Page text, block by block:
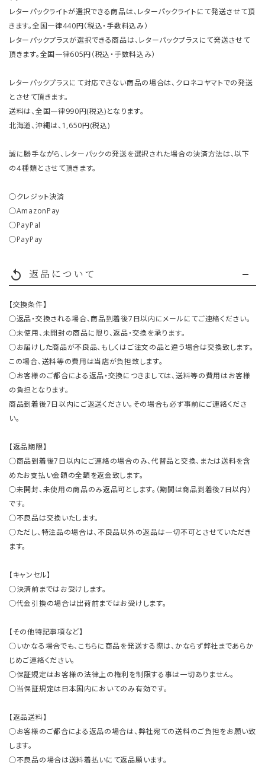
レターパックライトが選択できる商品は、レターパックライトにて発送させて頂
きます。全国一律440円（税込・手数料込み）
レターパックプラスが選択できる商品は、レターパックプラスにて発送させて
頂きます。全国一律605円（税込・手数料込み）
レターパックプラスにて対応できない商品の場合は、クロネコヤマトでの発送
とさせて頂きます。
送料は、全国一律990円(税込)となります。
北海道、沖縄は、1,650円(税込)
誠に勝手ながら、レターパックの発送を選択された場合の決済方法は、以下
の４種類とさせて頂きます。
○クレジット決済
○AmazonPay
○PayPal
○PayPay
replay 返品について
【交換条件】
○返品・交換される場合、商品到着後7日以内にメールにてご連絡ください。
○未使用、未開封の商品に限り、返品・交換を承ります。
○お届けした商品が不良品、もしくはご注文の品と違う場合は交換致します。
この場合、送料等の費用は当店が負担致します。
○お客様のご都合による返品・交換につきましては、送料等の費用はお客様
の負担となります。
商品到着後7日以内にご返送ください。その場合も必ず事前にご連絡くださ
い。
【返品期限】
○商品到着後7日以内にご連絡の場合のみ、代替品と交換、または送料を含
めたお支払い金額の全額を返金致します。
○未開封、未使用の商品のみ返品可とします。（期間は商品到着後7日以内）
です。
○不良品は交換いたします。
○ただし、特注品の場合は、不良品以外の返品は一切不可とさせていただき
ます。
【キャンセル】
○決済前まではお受けします。
○代金引換の場合は出荷前まではお受けします。
【その他特記事項など】
○いかなる場合でも、こちらに商品を発送する際は、かならず弊社まであらか
じめご連絡ください。
○保証規定はお客様の法律上の権利を制限する事は一切ありません。
○当保証規定は日本国内においてのみ有効です。
【返品送料】
○お客様のご都合による返品の場合は、弊社宛ての送料のご負担をお願い致
します。
○不良品の場合は送料着払いにて返品願います。